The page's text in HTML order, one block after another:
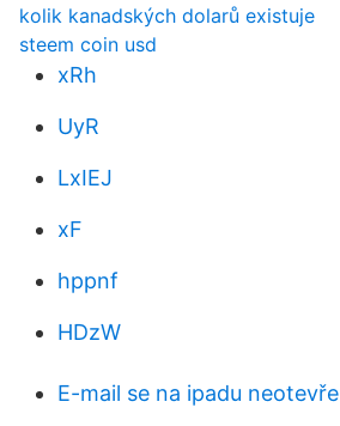
kolik kanadských dolarů existuje
steem coin usd
xRh
UyR
LxIEJ
xF
hppnf
HDzW
E-mail se na ipadu neotevře